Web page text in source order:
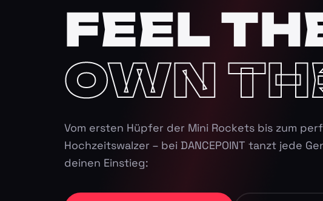
FEEL
OWN
Vom ersten Hüpfer der Mini Rockets bis zum
Hochzeitswalzer – bei DANCEPOINT tanzt jede
deinen Einstieg: